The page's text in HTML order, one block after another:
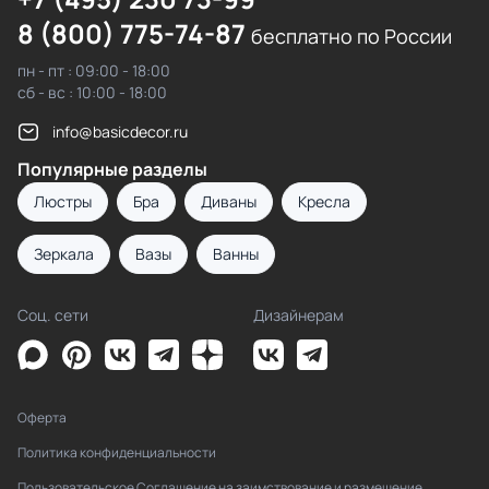
8 (800) 775-74-87 бесплатно по России
пн - пт : 09:00 - 18:00
сб - вс : 10:00 - 18:00
info@basicdecor.ru
Популярные разделы
Люстры Бра Диваны Кресла
Зеркала Вазы Ванны
Соц. сети Дизайнерам
Оферта
Политика конфиденциальности